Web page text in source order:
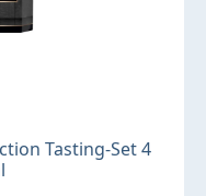
Tasting-Set 4